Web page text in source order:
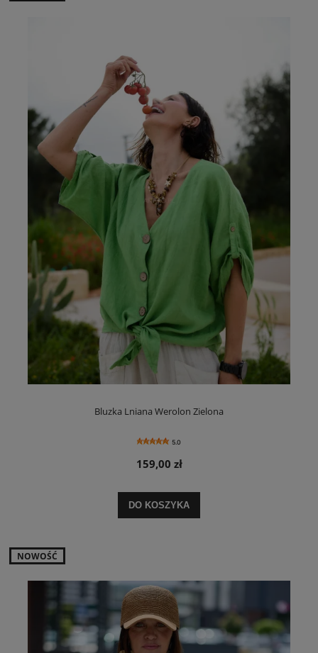
Bluzka Lniana Werolon Zielona
5.0
159,00 zł
DO KOSZYKA
NOWOŚĆ